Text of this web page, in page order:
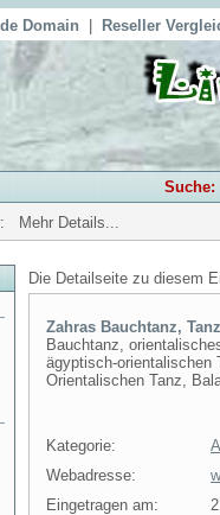
Domain Reseller
Suche:
Mehr Details...
Die Detailseite zu diesem
Zahras Bauchtanz,
Bauchtanz,
ägyptisch-orientalischen
Orientalischen Tanz,
Kategorie:
Webadresse:
Eingetragen am: